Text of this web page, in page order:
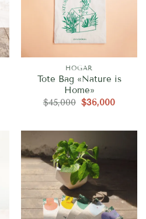
HOGAR
Tote Bag «Nature is
Home»
$45,000 El
$36,000El